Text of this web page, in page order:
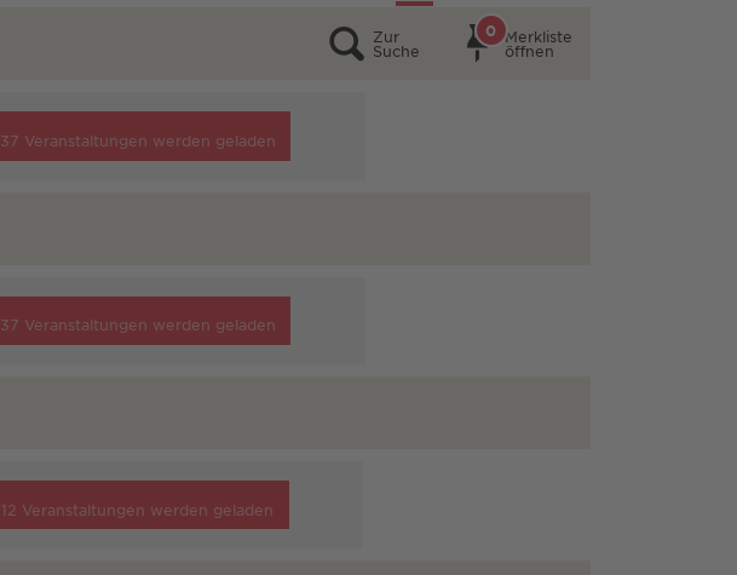
Zur
Suche
Merkliste
öffnen
0
37 Veranstaltungen werden geladen
37 Veranstaltungen werden geladen
12 Veranstaltungen werden geladen